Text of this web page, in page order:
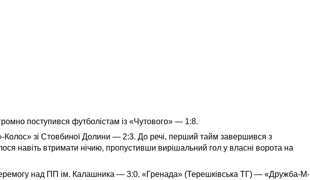
поступився футболістам із «Чутового» — 1:8.
зі Стовбиної Долини — 2:3. До речі, перший тайм завершився з
навіть втримати нічию, пропустивши вирішальний гол у власні ворота на
над ПП ім. Калашника — 3:0. «Гренада» (Терешківська ТГ) — «Дружба-М-